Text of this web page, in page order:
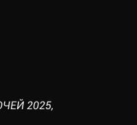
2025,